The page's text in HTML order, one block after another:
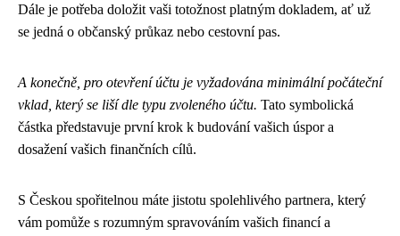
Dále je potřeba doložit vaši totožnost platným dokladem, ať už
se jedná o občanský průkaz nebo cestovní pas.
A konečně, pro otevření účtu je vyžadována minimální počáteční
vklad, který se liší dle typu zvoleného účtu. Tato symbolická
částka představuje první krok k budování vašich úspor a
dosažení vašich finančních cílů.
S Českou spořitelnou máte jistotu spolehlivého partnera, který
vám pomůže s rozumným spravováním vašich financí a